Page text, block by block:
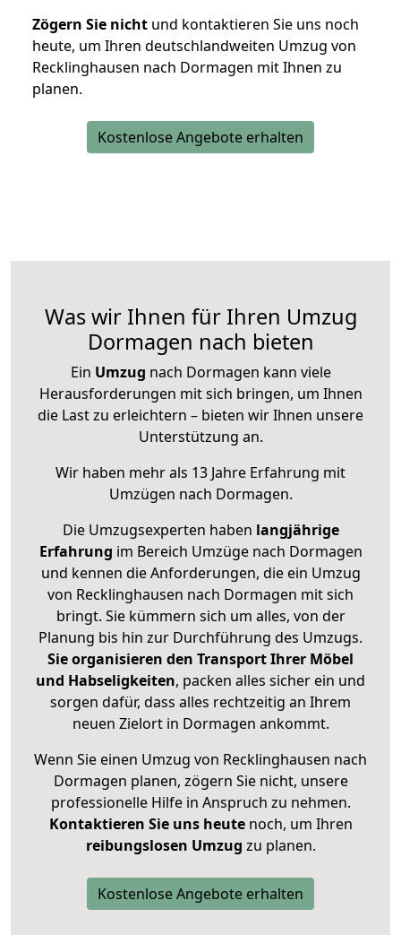
Zögern Sie nicht und kontaktieren Sie uns noch
heute, um Ihren deutschlandweiten Umzug von
Recklinghausen nach Dormagen mit Ihnen zu
planen.
Kostenlose Angebote erhalten
Was wir Ihnen für Ihren Umzug
Dormagen nach bieten
Ein Umzug nach Dormagen kann viele
Herausforderungen mit sich bringen, um Ihnen
die Last zu erleichtern – bieten wir Ihnen unsere
Unterstützung an.
Wir haben mehr als 13 Jahre Erfahrung mit
Umzügen nach Dormagen.
Die Umzugsexperten haben langjährige
Erfahrung im Bereich Umzüge nach Dormagen
und kennen die Anforderungen, die ein Umzug
von Recklinghausen nach Dormagen mit sich
bringt. Sie kümmern sich um alles, von der
Planung bis hin zur Durchführung des Umzugs.
Sie organisieren den Transport Ihrer Möbel
und Habseligkeiten, packen alles sicher ein und
sorgen dafür, dass alles rechtzeitig an Ihrem
neuen Zielort in Dormagen ankommt.
Wenn Sie einen Umzug von Recklinghausen nach
Dormagen planen, zögern Sie nicht, unsere
professionelle Hilfe in Anspruch zu nehmen.
Kontaktieren Sie uns heutenoch, um Ihren
reibungslosen Umzug zu planen.
Kostenlose Angebote erhalten